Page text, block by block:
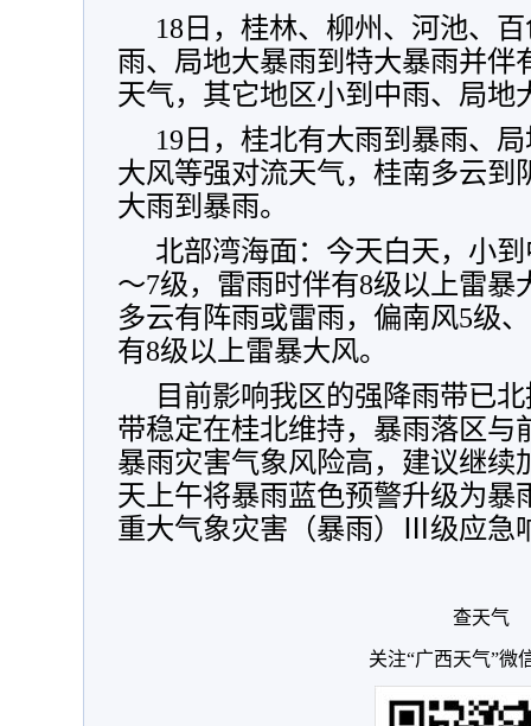
18日，桂林、柳州、河池、
雨、局地大暴雨到特大暴雨并伴
天气，其它地区小到中雨、局地
19日，桂北有大雨到暴雨、
大风等强对流天气，桂南多云到
大雨到暴雨。
北部湾海面：今天白天，小
～7级，雷雨时伴有8级以上雷暴
多云有阵雨或雷雨，偏南风5级
有8级以上雷暴大风。
目前影响我区的强降雨带已
带稳定在桂北维持，暴雨落区与
暴雨灾害气象风险高，建议继续
天上午将暴雨蓝色预警升级为暴
重大气象灾害（暴雨）Ⅲ级应急
查天气
关注“广西天气”微